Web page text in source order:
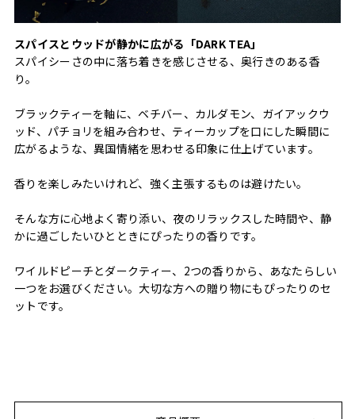
スパイスとウッドが静かに広がる「DARK TEA」
スパイシーさの中に落ち着きを感じさせる、奥行きのある香
り。
ブラックティーを軸に、ベチバー、カルダモン、ガイアックウ
ッド、パチョリを組み合わせ、ティーカップを口にした瞬間に
広がるような、異国情緒を思わせる印象に仕上げています。
香りを楽しみたいけれど、強く主張するものは避けたい。
そんな方に心地よく寄り添い、夜のリラックスした時間や、静
かに過ごしたいひとときにぴったりの香りです。
ワイルドピーチとダークティー、2つの香りから、あなたらしい
一つをお選びください。大切な方への贈り物にもぴったりのセ
ットです。